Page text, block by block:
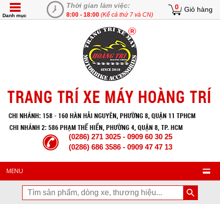
Thời gian làm việc:
8:00 - 18:00 (Kể cả thứ 7 và CN)
0 Giỏ hàng
Danh mục
(0286) 271 3025 - 0909 60 30 25
(0286) 686 3586 - 0909 47 47 13
MENU